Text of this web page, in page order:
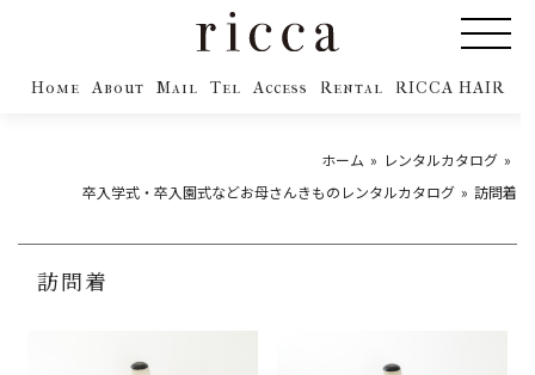
Home About Mail Tel Access Rental RICCA HAIR
ホーム
レンタルカタログ
卒入学式・卒入園式などお母さんきものレンタルカタログ
訪問着
訪問着